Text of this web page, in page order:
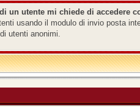
un utente mi chiede di accedere
usando il modulo di invio posta
utenti anonimi.